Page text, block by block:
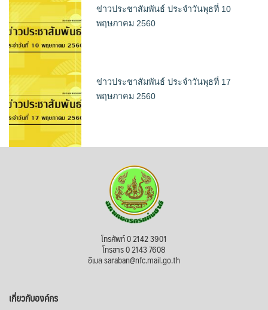
ข่าวประชาสัมพันธ์ ประจำวันพุธที่ 10
พฤษภาคม 2560
ข่าวประชาสัมพันธ์ ประจำวันพุธที่ 17
พฤษภาคม 2560
โทรศัพท์ 0 2142 3901
โทรสาร 0 2143 7608
อีเมล saraban@nfc.mail.go.th
เกี่ยวกับองค์กร